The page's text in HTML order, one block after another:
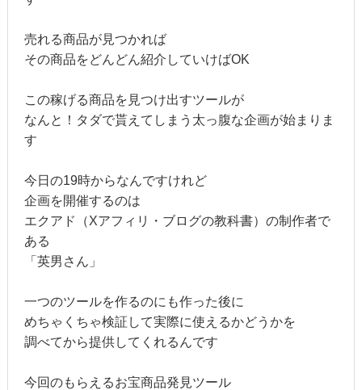
売れる商品が見つかれば
その商品をどんどん紹介していけばOK
この稼げる商品を見つけ出すツールが
なんと！タダで貰えてしまう太っ腹な企画が始まりま
す
今日の19時からなんですけれど
企画を開催するのは
エクアド（Xアフィリ・ブログの教科書）の制作者で
ある
「英男さん」
一つのツールを作るのにも作った後に
めちゃくちゃ検証して実際に使えるかどうかを
調べてから提供してくれるんです
今回のもらえるお宝商品発見ツール